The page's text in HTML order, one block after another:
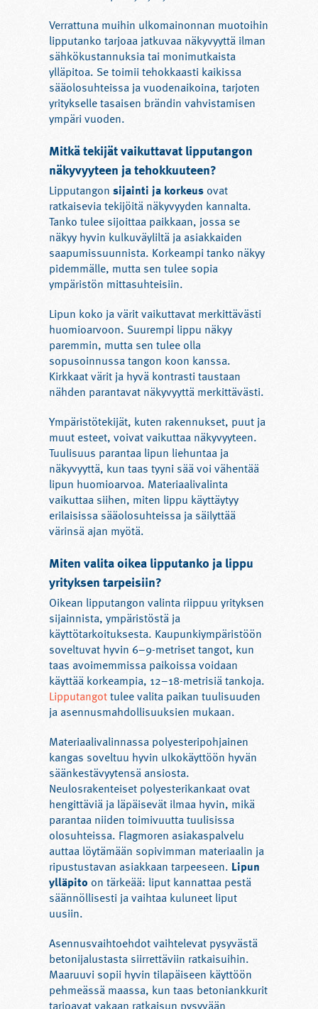
Verrattuna muihin ulkomainonnan muotoihin
lipputanko tarjoaa jatkuvaa näkyvyyttä ilman
sähkökustannuksia tai monimutkaista
ylläpitoa. Se toimii tehokkaasti kaikissa
sääolosuhteissa ja vuodenaikoina, tarjoten
yritykselle tasaisen brändin vahvistamisen
ympäri vuoden.
Mitkä tekijät vaikuttavat lipputangon
näkyvyyteen ja tehokkuuteen?
Lipputangon sijainti ja korkeus ovat
ratkaisevia tekijöitä näkyvyyden kannalta.
Tanko tulee sijoittaa paikkaan, jossa se
näkyy hyvin kulkuväyliltä ja asiakkaiden
saapumissuunnista. Korkeampi tanko näkyy
pidemmälle, mutta sen tulee sopia
ympäristön mittasuhteisiin.
Lipun koko ja värit vaikuttavat merkittävästi
huomioarvoon. Suurempi lippu näkyy
paremmin, mutta sen tulee olla
sopusoinnussa tangon koon kanssa.
Kirkkaat värit ja hyvä kontrasti taustaan
nähden parantavat näkyvyyttä merkittävästi.
Ympäristötekijät, kuten rakennukset, puut ja
muut esteet, voivat vaikuttaa näkyvyyteen.
Tuulisuus parantaa lipun liehuntaa ja
näkyvyyttä, kun taas tyyni sää voi vähentää
lipun huomioarvoa. Materiaalivalinta
vaikuttaa siihen, miten lippu käyttäytyy
erilaisissa sääolosuhteissa ja säilyttää
värinsä ajan myötä.
Miten valita oikea lipputanko ja lippu
yrityksen tarpeisiin?
Oikean lipputangon valinta riippuu yrityksen
sijainnista, ympäristöstä ja
käyttötarkoituksesta. Kaupunkiympäristöön
soveltuvat hyvin 6–9-metriset tangot, kun
taas avoimemmissa paikoissa voidaan
käyttää korkeampia, 12–18-metrisiä tankoja.
Lipputangottulee valita paikan tuulisuuden
ja asennusmahdollisuuksien mukaan.
Materiaalivalinnassa polyesteripohjainen
kangas soveltuu hyvin ulkokäyttöön hyvän
säänkestävyytensä ansiosta.
Neulosrakenteiset polyesterikankaat ovat
hengittäviä ja läpäisevät ilmaa hyvin, mikä
parantaa niiden toimivuutta tuulisissa
olosuhteissa. Flagmoren asiakaspalvelu
auttaa löytämään sopivimman materiaalin ja
ripustustavan asiakkaan tarpeeseen. Lipun
ylläpito on tärkeää: liput kannattaa pestä
säännöllisesti ja vaihtaa kuluneet liput
uusiin.
Asennusvaihtoehdot vaihtelevat pysyvästä
betonijalustasta siirrettäviin ratkaisuihin.
Maaruuvi sopii hyvin tilapäiseen käyttöön
pehmeässä maassa, kun taas betoniankkurit
tarjoavat vakaan ratkaisun pysyvään